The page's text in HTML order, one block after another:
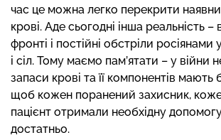
час це можна легко перекрити
крові. Аде сьогодні інша реальність –
фронті і постійні обстріли росіянами
і сіл. Тому маємо пам’ятати – у війни
запаси крові та її компонентів мають
щоб кожен поранений захисник,
пацієнт отримали необхідну
достатньо.